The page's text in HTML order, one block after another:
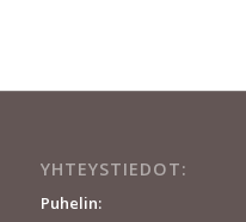
YHTEYSTIEDOT:
Puhelin: